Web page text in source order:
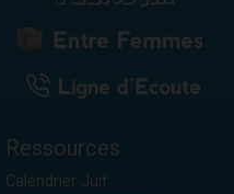
Ressources
Calendrier Juif